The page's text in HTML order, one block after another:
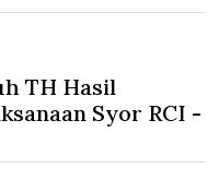
TH Hasil
Syor RCI -